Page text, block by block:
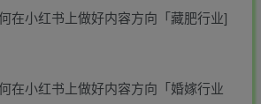
在小红书上做好内容方向「藏肥行业]
在小红书上做好内容方向「婚嫁行业